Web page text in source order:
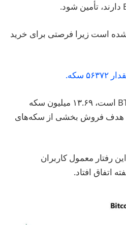
شده است زیرا فرصتی برای خرید
سکه.
طبق داده‌های Santiment، آدرس‌هایی که بالانس آنها بین ۱۰ تا ۱۰,۰۰۰ BTC است، ۱۳.۶۹ میلیون سکه
با هدف فروش بخشی از سکه‌های
این رفتار معمول کاربران
اتفاق افتاد.